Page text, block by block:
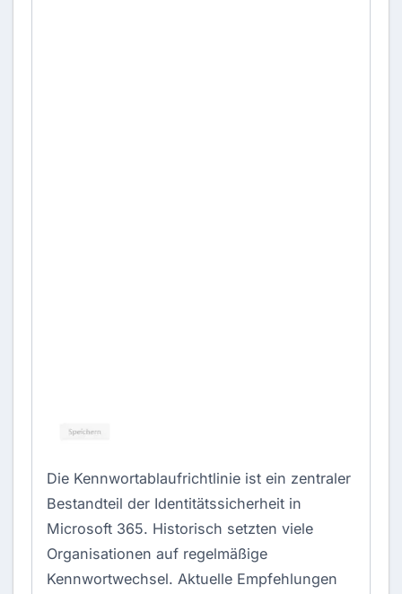
Die Kennwortablaufrichtlinie ist ein zentraler
Bestandteil der Identitätssicherheit in
Microsoft 365. Historisch setzten viele
Organisationen auf regelmäßige
Kennwortwechsel. Aktuelle Empfehlungen